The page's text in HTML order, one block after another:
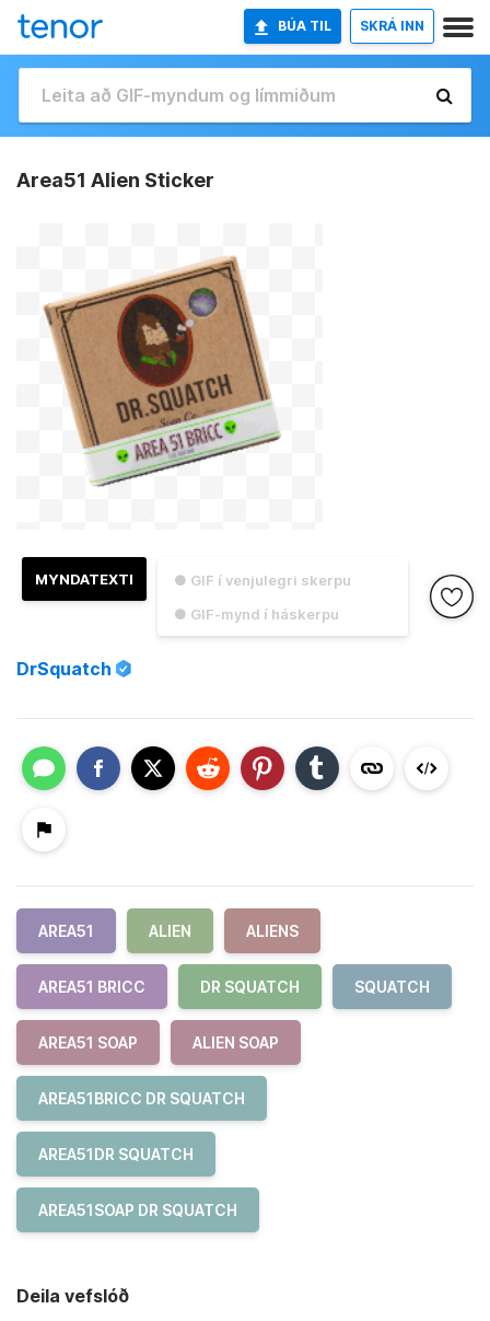
BÚA TIL SKRÁ INN
Area51 Alien Sticker
● GIF í venjulegri skerpu
● GIF-mynd í háskerpu
MYNDATEXTI
DrSquatch
AREA51 ALIEN ALIENS
AREA51 BRICC DR SQUATCH SQUATCH
AREA51 SOAP ALIEN SOAP
AREA51BRICC DR SQUATCH
AREA51DR SQUATCH
AREA51SOAP DR SQUATCH
Deila vefslóð